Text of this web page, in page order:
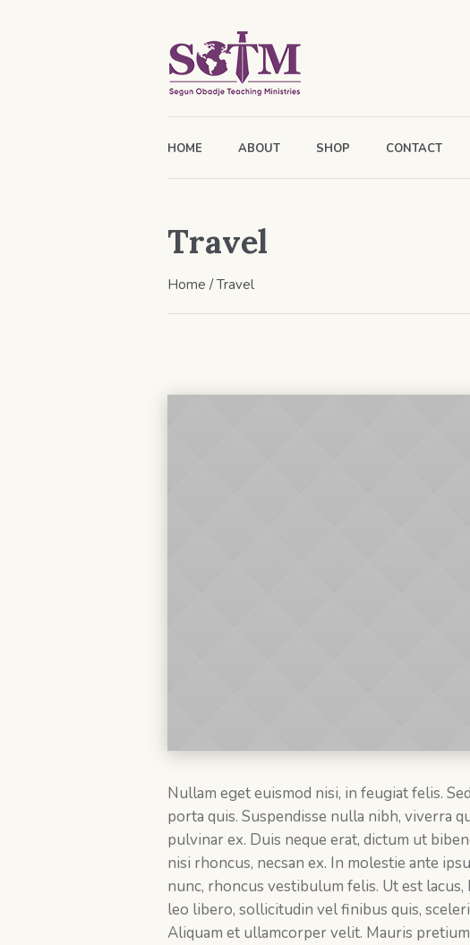
HOME ABOUT SHOP CONTACT
Travel
Home /Travel
Nullam eget euismod nisi, in feugiat felis.
porta quis. Suspendisse nulla nibh, viverra
pulvinar ex. Duis neque erat, dictum ut
nisi rhoncus, necsan ex. In molestie ante
nunc, rhoncus vestibulum felis. Ut est
leo libero, sollicitudin vel finibus quis,
Aliquam et ullamcorper velit. Mauris